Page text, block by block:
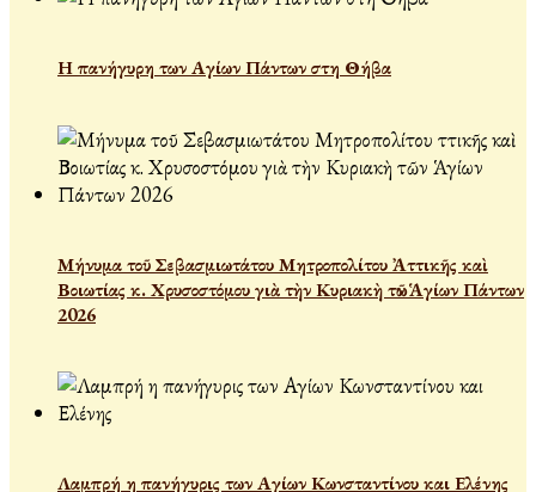
Η πανήγυρη των Αγίων Πάντων στη Θήβα
Μήνυμα τοῦ Σεβασμιωτάτου Μητροπολίτου Ἀττικῆς καὶ
Βοιωτίας κ. Χρυσοστόμου γιὰ τὴν Κυριακὴ τῶν Ἁγίων Πάντων
2026
Λαμπρή η πανήγυρις των Αγίων Κωνσταντίνου και Ελένης